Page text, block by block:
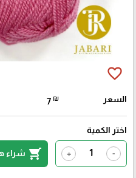
favorite_border
السعر 7 ₪
اختر الكمية
-
+
shopping_cart شراء